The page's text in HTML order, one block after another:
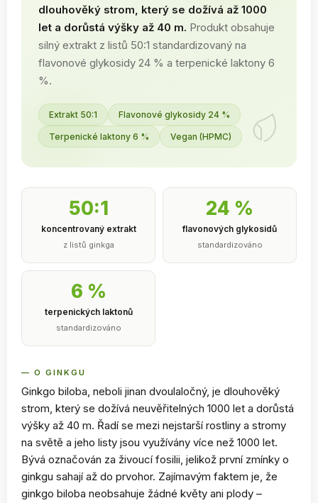
dlouhověký strom, který se dožívá až 1000
let a dorůstá výšky až 40 m. Produkt obsahuje
silný extrakt z listů 50:1 standardizovaný na
flavonové glykosidy 24 % a terpenické laktony 6
%.
Extrakt 50:1 Flavonové glykosidy 24 %
Terpenické laktony 6 % Vegan (HPMC)
50:1
koncentrovaný extrakt
z listů ginkga
24 %
flavonových glykosidů
standardizováno
6 %
terpenických laktonů
standardizováno
— O GINKGU
Ginkgo biloba, neboli jinan dvoulaločný, je dlouhověký
strom, který se dožívá neuvěřitelných 1000 let a dorůstá
výšky až 40 m. Řadí se mezi nejstarší rostliny a stromy
na světě a jeho listy jsou využívány více než 1000 let.
Bývá označován za živoucí fosilii, jelikož první zmínky o
ginkgu sahají až do prvohor. Zajímavým faktem je, že
ginkgo biloba neobsahuje žádné květy ani plody –